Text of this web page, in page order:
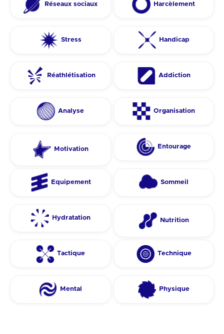
Réseaux sociaux Harcèlement
Stress Handicap
Réathlétisation Addiction
Analyse Organisation
Motivation Entourage
Equipement Sommeil
Hydratation Nutrition
Tactique Technique
Mental Physique